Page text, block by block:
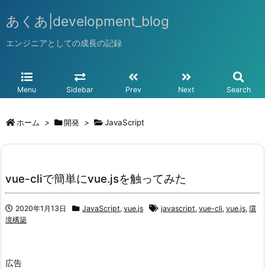
あくあ|development_blog
エンジニアとしての成長の記録
Menu Sidebar Prev Next Search
ホーム > 開発 > JavaScript
vue-cliで簡単にvue.jsを触ってみた
2020年1月13日 JavaScript, vue.js javascript, vue-cli, vue.js, 環
境構築
広告